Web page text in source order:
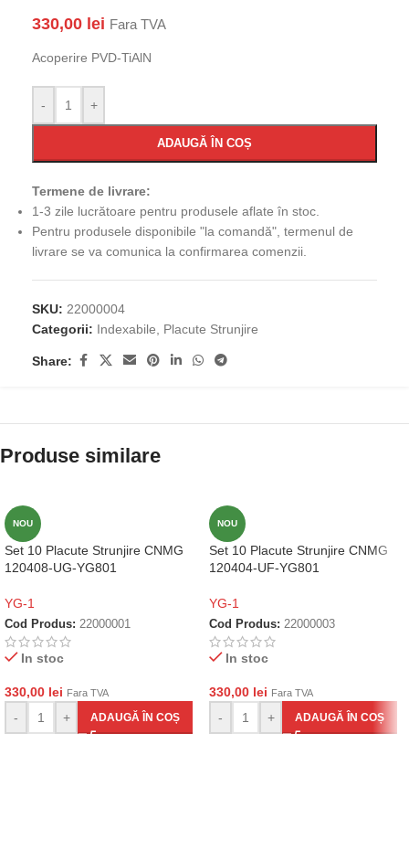
330,00 lei Fara TVA
Acoperire PVD-TiAlN
- +
ADAUGĂ ÎN COȘ
Termene de livrare:
1-3 zile lucrătoare pentru produsele aflate în stoc.
Pentru produsele disponibile "la comandă", termenul de
livrare se va comunica la confirmarea comenzii.
SKU: 22000004
Categorii: Indexabile Placute Strunjire
Share:
Produse similare
NOU
Set 10 Placute Strunjire CNMG
120408-UG-YG801
YG-1
Cod Produs: 22000001
In stoc
330,00 lei Fara TVA
- + ADAUGĂ ÎN COȘ
NOU
Set 10 Placute Strunjire CNMG
120404-UF-YG801
YG-1
Cod Produs: 22000003
In stoc
330,00 lei Fara TVA
- + ADAUGĂ ÎN COȘ